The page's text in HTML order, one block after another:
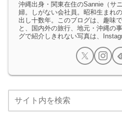
沖縄出身・関東在住のSannie（サ
婦。しがない会社員。昭和生まれ
出し十数年。このブログは、趣味
と、国内外の旅行、地元・沖縄の
グで紹介しきれない写真は、